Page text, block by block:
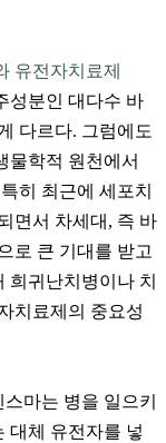
유전자치료제
성분인 대다수 바
다르다. 그럼에도
물학적 원천에서
히 최근에 세포치
면서 차세대, 즉 바
로 큰 기대를 받고
희귀난치병이나 치
치료제의 중요성
마는 병을 일으키
대체 유전자를 넣